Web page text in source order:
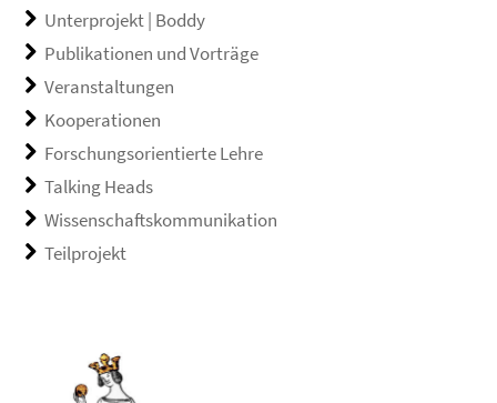
Unterprojekt | Boddy
Publikationen und Vorträge
Veranstaltungen
Kooperationen
Forschungsorientierte Lehre
Talking Heads
Wissenschaftskommunikation
Teilprojekt